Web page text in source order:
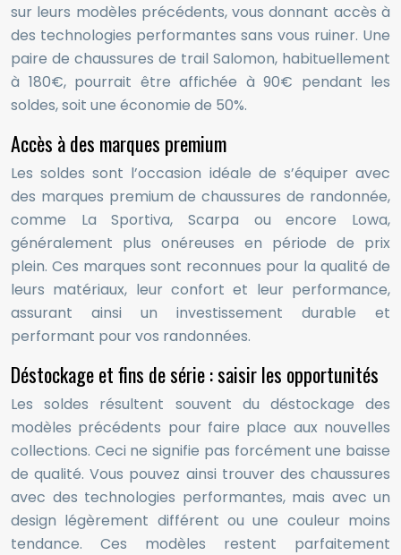
sur leurs modèles précédents, vous donnant accès à
des technologies performantes sans vous ruiner. Une
paire de chaussures de trail Salomon, habituellement
à 180€, pourrait être affichée à 90€ pendant les
soldes, soit une économie de 50%.
Accès à des marques premium
Les soldes sont l’occasion idéale de s’équiper avec
des marques premium de chaussures de randonnée,
comme La Sportiva, Scarpa ou encore Lowa,
généralement plus onéreuses en période de prix
plein. Ces marques sont reconnues pour la qualité de
leurs matériaux, leur confort et leur performance,
assurant ainsi un investissement durable et
performant pour vos randonnées.
Déstockage et fins de série : saisir les opportunités
Les soldes résultent souvent du déstockage des
modèles précédents pour faire place aux nouvelles
collections. Ceci ne signifie pas forcément une baisse
de qualité. Vous pouvez ainsi trouver des chaussures
avec des technologies performantes, mais avec un
design légèrement différent ou une couleur moins
tendance. Ces modèles restent parfaitement